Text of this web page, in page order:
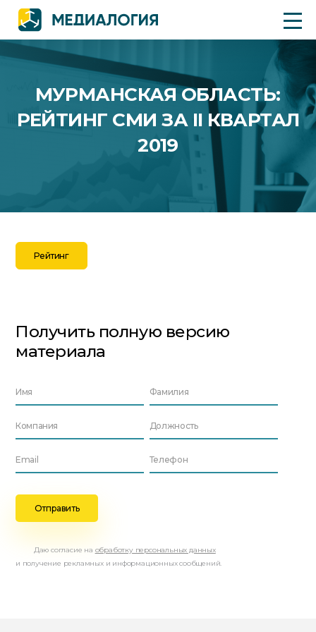
МУРМАНСКАЯ ОБЛАСТЬ:
РЕЙТИНГ СМИ ЗА II КВАРТАЛ
2019
Рейтинг
Получить полную версию
материала
Даю согласие на обработку персональных данных
и получение рекламных и информационных сообщений.